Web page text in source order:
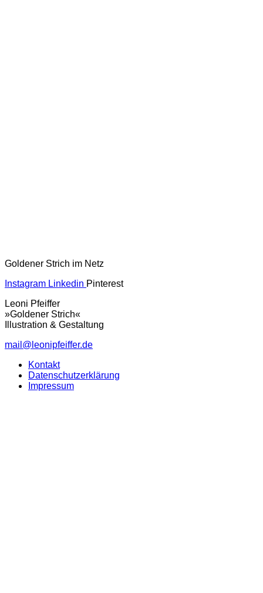
Goldener Strich im Netz
Instagram Linkedin Pinterest
Leoni Pfeiffer
»Goldener Strich«
Illustration & Gestaltung
mail@leonipfeiffer.de
Kontakt
Datenschutzerklärung
Impressum